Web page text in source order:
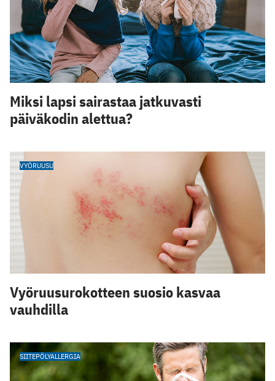
Miksi lapsi sairastaa jatkuvasti
päiväkodin alettua?
VYÖRUUSU
Vyöruusurokotteen suosio kasvaa
vauhdilla
SIITEPÖLYALLERGIA